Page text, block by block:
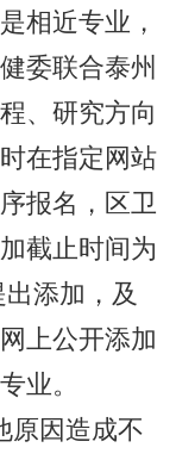
相近专业，
委联合泰州
、研究方向
在指定网站
报名，区卫
截止时间为
添加，及
上公开添加
业。
原因造成不